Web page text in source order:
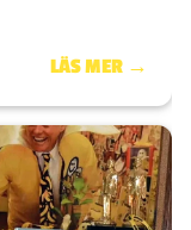
LÄS MER →